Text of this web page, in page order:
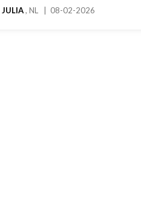
JULIA, NL | 08-02-2026